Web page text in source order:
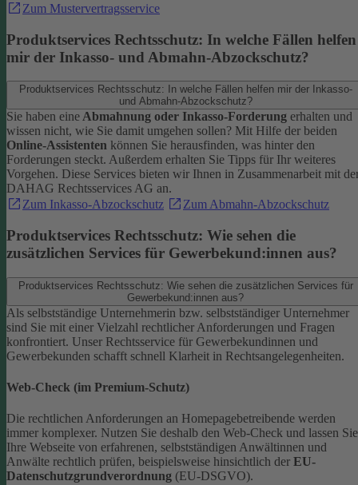
Zum Mustervertragsservice
Produktservices Rechtsschutz: In welche Fällen helfen
mir der Inkasso- und Abmahn-Abzockschutz?
Produktservices Rechtsschutz: In welche Fällen helfen mir der Inkasso-
und Abmahn-Abzockschutz?
Sie haben eineAbmahnung oder Inkasso-Forderung erhalten und
wissen nicht, wie Sie damit umgehen sollen? Mit Hilfe der beiden
Online-Assistenten können Sie herausfinden, was hinter den
Forderungen steckt. Außerdem erhalten Sie Tipps für Ihr weiteres
Vorgehen. Diese Services bieten wir Ihnen in Zusammenarbeit mit
DAHAG Rechtsservices AG an.
Zum Inkasso-Abzockschutz
Zum Abmahn-Abzockschutz
Produktservices Rechtsschutz: Wie sehen die
zusätzlichen Services für Gewerbekund:innen aus?
Produktservices Rechtsschutz: Wie sehen die zusätzlichen Services für
Gewerbekund:innen aus?
Als selbstständige Unternehmerin bzw. selbstständiger Unternehmer
sind Sie mit einer Vielzahl rechtlicher Anforderungen und Fragen
konfrontiert. Unser Rechtsservice für Gewerbekundinnen und
Gewerbekunden schafft schnell Klarheit in Rechtsangelegenheiten.
Web-Check (im Premium-Schutz)
Die rechtlichen Anforderungen an Homepagebetreibende werden
immer komplexer. Nutzen Sie deshalb den Web-Check und lassen Sie
Ihre Webseite von erfahrenen, selbstständigen Anwältinnen und
Anwälte rechtlich prüfen, beispielsweise hinsichtlich der EU-
Datenschutzgrundverordnung (EU-DSGVO).